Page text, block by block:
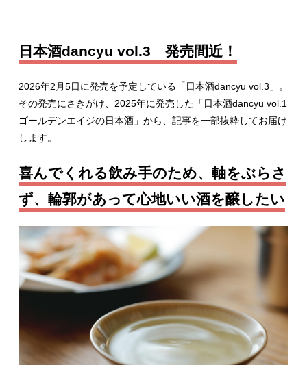
日本酒dancyu vol.3 発売間近！
2026年2月5日に発売を予定している「日本酒dancyu vol.3」。
その発売にさきがけ、2025年に発売した「日本酒dancyu vol.1
ゴールデンエイジの日本酒」から、記事を一部抜粋してお届け
します。
喜んでくれる飲み手のため、軸をぶらさ
ず、輪郭があって心地いい酒を醸したい